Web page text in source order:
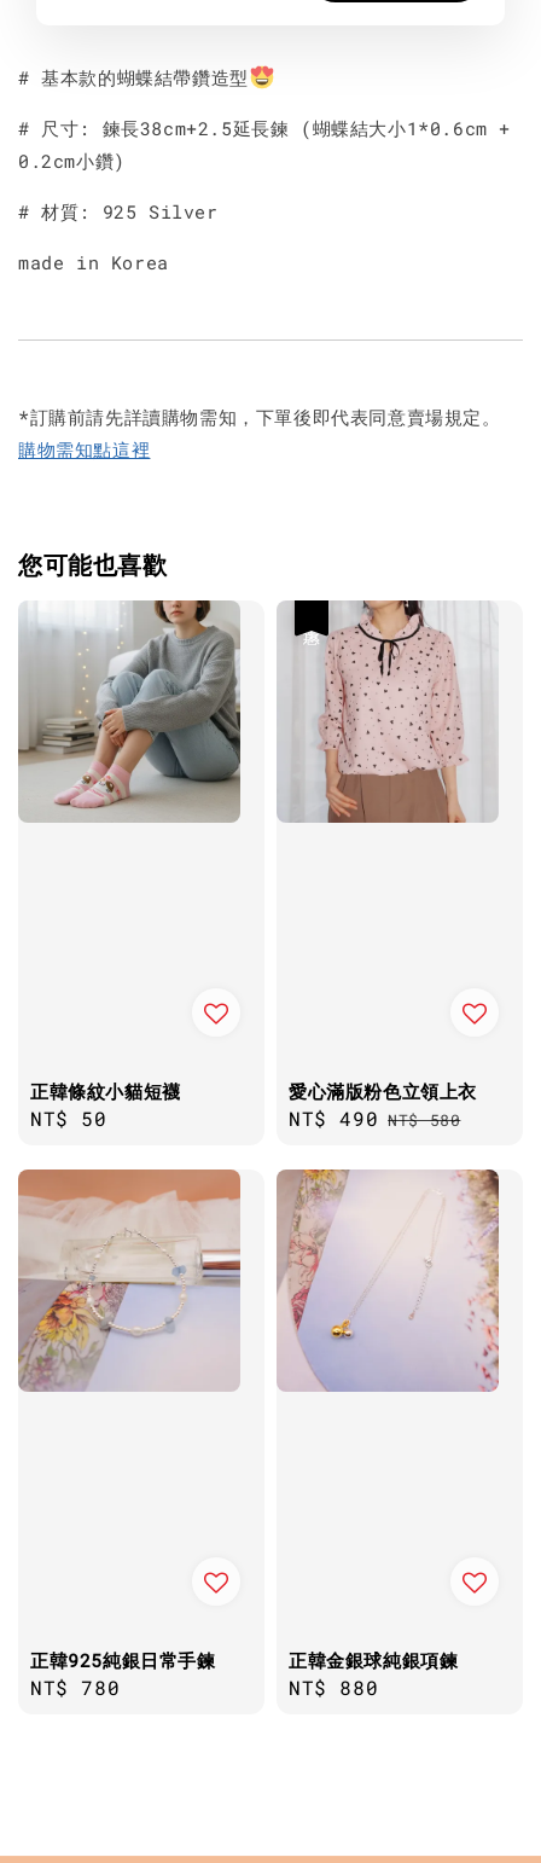
# 基本款的蝴蝶結帶鑽造型
# 尺寸: 鍊長38cm+2.5延長鍊 (蝴蝶結大小1*0.6cm +
0.2cm小鑽)
# 材質: 925 Silver
made in Korea
*訂購前請先詳讀購物需知，下單後即代表同意賣場規定。
購物需知點這裡
您可能也喜歡
正韓條紋小貓短襪
Regular
NT$ 50
愛心滿版粉色立領上衣
Sale
NT$ 490 Regular
NT$ 580
正韓925純銀日常手鍊
Regular
NT$ 780
正韓金銀球純銀項鍊
Regular
NT$ 880